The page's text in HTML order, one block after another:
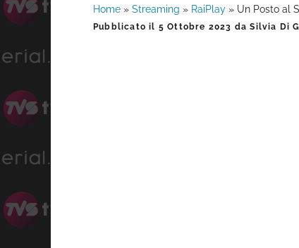
Home » Streaming » RaiPlay » Un Posto al
Pubblicato il 5 Ottobre 2023 daSilvia Di
Barra